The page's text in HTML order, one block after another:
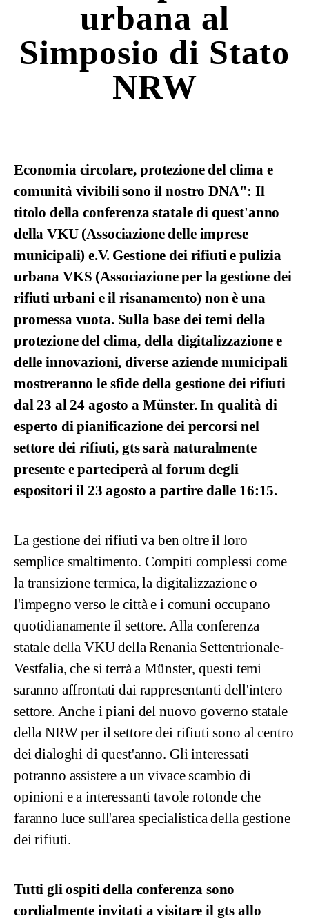
urbana al
Simposio di Stato
NRW
Economia circolare, protezione del clima e
comunità vivibili sono il nostro DNA": Il
titolo della conferenza statale di quest'anno
della VKU (Associazione delle imprese
municipali) e.V. Gestione dei rifiuti e pulizia
urbana VKS (Associazione per la gestione dei
rifiuti urbani e il risanamento) non è una
promessa vuota. Sulla base dei temi della
protezione del clima, della digitalizzazione e
delle innovazioni, diverse aziende municipali
mostreranno le sfide della gestione dei rifiuti
dal 23 al 24 agosto a Münster. In qualità di
esperto di pianificazione dei percorsi nel
settore dei rifiuti, gts sarà naturalmente
presente e parteciperà al forum degli
espositori il 23 agosto a partire dalle 16:15.
La gestione dei rifiuti va ben oltre il loro
semplice smaltimento. Compiti complessi come
la transizione termica, la digitalizzazione o
l'impegno verso le città e i comuni occupano
quotidianamente il settore. Alla conferenza
statale della VKU della Renania Settentrionale-
Vestfalia, che si terrà a Münster, questi temi
saranno affrontati dai rappresentanti dell'intero
settore. Anche i piani del nuovo governo statale
della NRW per il settore dei rifiuti sono al centro
dei dialoghi di quest'anno. Gli interessati
potranno assistere a un vivace scambio di
opinioni e a interessanti tavole rotonde che
faranno luce sull'area specialistica della gestione
dei rifiuti.
Tutti gli ospiti della conferenza sono
cordialmente invitati a visitare il gts allo